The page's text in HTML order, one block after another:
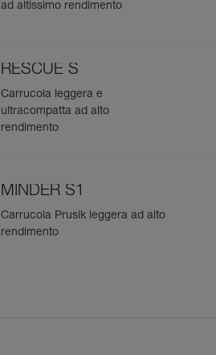
ad altissimo rendimento
RESCUE S
Carrucola leggera e
ultracompatta ad alto
rendimento
MINDER S1
Carrucola Prusik leggera ad alto
rendimento